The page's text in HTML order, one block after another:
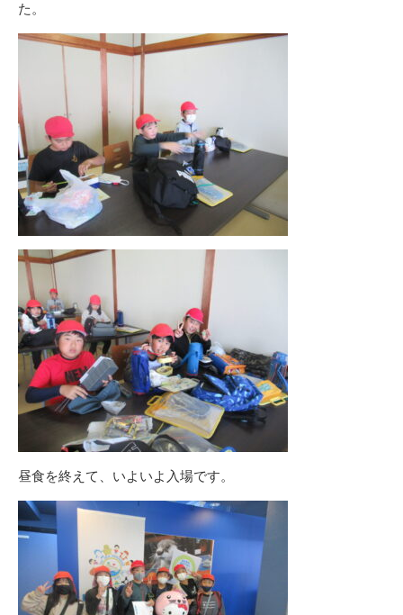
た。
昼食を終えて、いよいよ入場です。